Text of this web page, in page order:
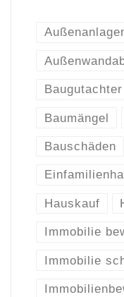
Baugutachter
Baumängel
Bauschäden
Hauskauf
Immobilie
Immobilie